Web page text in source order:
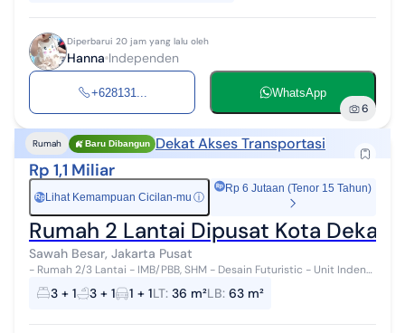
Diperbarui 20 jam yang lalu oleh
Hanna Independen
+628131... WhatsApp
6
Rumah Baru Dibangun Dekat Akses Transportasi
Rp 1,1 Miliar
Rp Lihat Kemampuan Cicilan-mu ⓘ
Rp 6 Jutaan (Tenor 15 Tahun)
Rumah 2 Lantai Dipusat Kota Dekat
Sawah Besar, Jakarta Pusat
- Rumah 2/3 Lantai - IMB/PBB, SHM - Desain Futuristic - Unit Indent
Free Costume Tata Ruang Payment ; Cash Keras Cash Bertahap
Legalitas document...
3 + 1 3 + 1 1 + 1LT: 36 m²LB: 63 m²